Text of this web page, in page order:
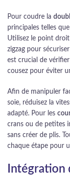
Pour coudre la
principales telles
Utilisez le point
zigzag pour
est crucial de
cousez pour éviter
Afin de manipuler
soie, réduisez la
adapté. Pour les
crans ou de petites
sans créer de plis.
chaque étape pour
Intégration